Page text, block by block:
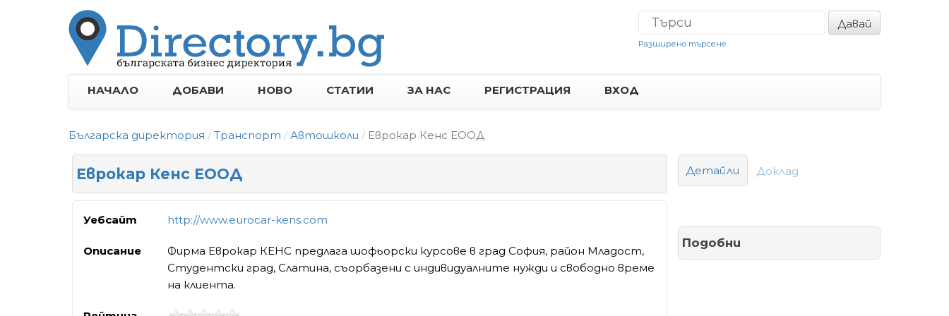
Давай
Разширено търсене
НАЧАЛО ДОБАВИ НОВО СТАТИИ ЗА НАС РЕГИСТРАЦИЯ ВХОД
Българска директория Транспорт Автошколи Еврокар Кенс ЕООД
Еврокар Кенс ЕООД
Уебсайт http://www.eurocar-kens.com
Описание
Фирма Еврокар КЕНС предлага шофьорски курсове в град София, район Младост,
Студентски град, Слатина, съорбазени с индивидуалните нужди и свободно време
на клиента.
Детайли Доклад
Подобни